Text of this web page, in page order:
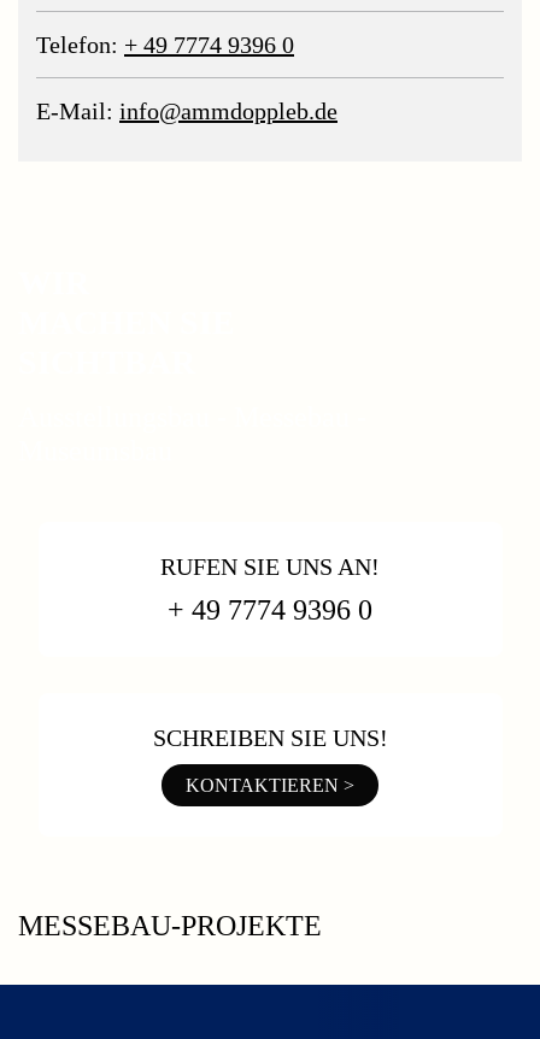
Telefon: + 49 7774 9396 0
E-Mail: info@ammdoppleb.de
RUFEN SIE UNS AN!
+ 49 7774 9396 0
SCHREIBEN SIE UNS!
KONTAKTIEREN >
MESSEBAU-PROJEKTE